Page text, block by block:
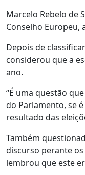
Marcelo Rebelo de
Conselho Europeu,
Depois de
considerou que a
ano.
“É uma questão
do Parlamento, se
resultado das
Também
discurso perante
lembrou que este